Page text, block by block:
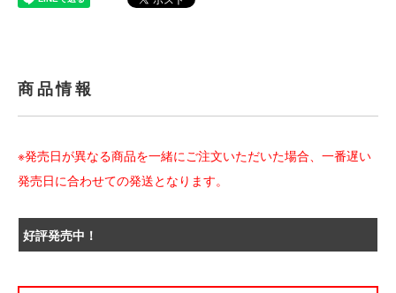
商品情報
※発売日が異なる商品を一緒にご注文いただいた場合、一番遅い
発売日に合わせての発送となります。
好評発売中！